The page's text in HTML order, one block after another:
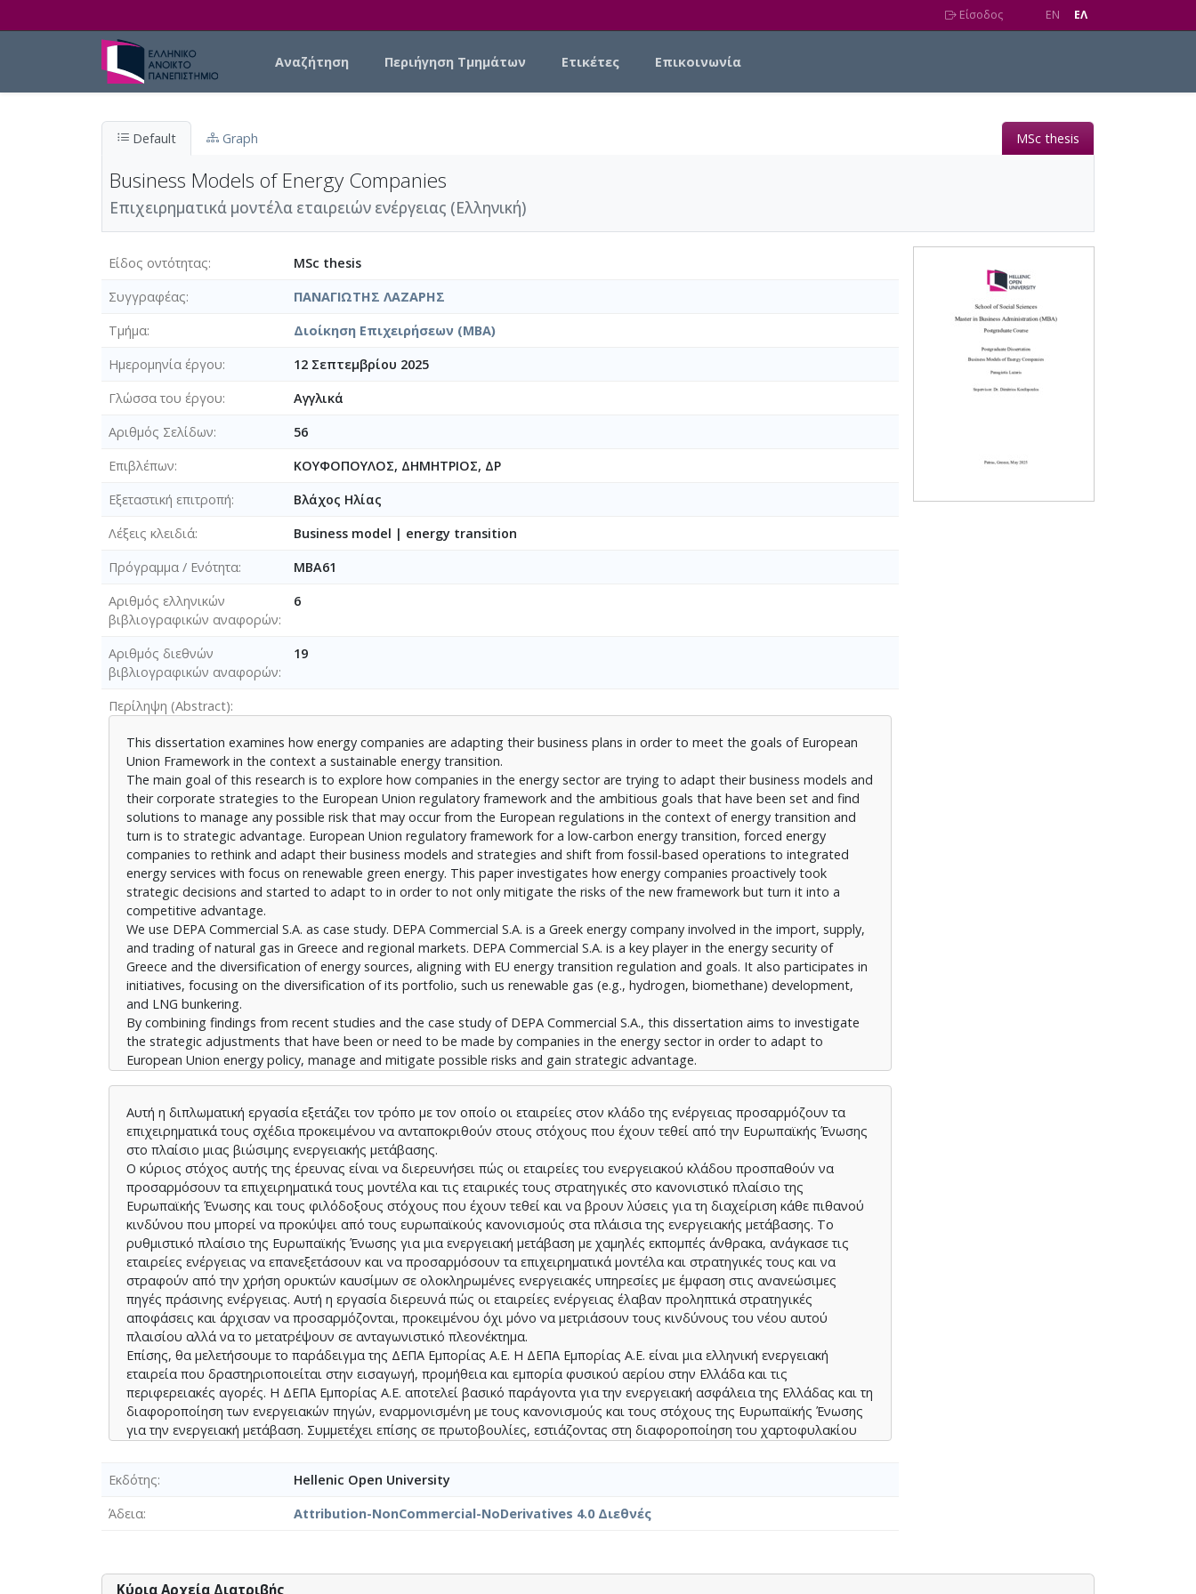
Είσοδος EN EΛ
Αναζήτηση Περιήγηση Τμημάτων Ετικέτες Επικοινωνία
Default Graph MSc thesis
Business Models of Energy Companies
Επιχειρηματικά μοντέλα εταιρειών ενέργειας (Ελληνική)
Είδος οντότητας
MSc thesis
Συγγραφέας
ΠΑΝΑΓΙΩΤΗΣ ΛΑΖΑΡΗΣ
Τμήμα
Διοίκηση Επιχειρήσεων (MBA)
Ημερομηνία έργου
12 Σεπτεμβρίου 2025
Γλώσσα του έργου
Αγγλικά
Αριθμός Σελίδων
56
Επιβλέπων
ΚΟΥΦΟΠΟΥΛΟΣ, ΔΗΜΗΤΡΙΟΣ, ΔΡ
Εξεταστική επιτροπή
Βλάχος Ηλίας
Λέξεις κλειδιά
Business model | energy transition
Πρόγραμμα / Ενότητα
MBA61
Αριθμός ελληνικών
βιβλιογραφικών αναφορών
6
Αριθμός διεθνών
βιβλιογραφικών αναφορών
19
Περίληψη (Abstract)
This dissertation examines how energy companies are adapting their business plans in order to meet the goals of European
Union Framework in the context a sustainable energy transition.
The main goal of this research is to explore how companies in the energy sector are trying to adapt their business models and
their corporate strategies to the European Union regulatory framework and the ambitious goals that have been set and find
solutions to manage any possible risk that may occur from the European regulations in the context of energy transition and
turn is to strategic advantage. European Union regulatory framework for a low-carbon energy transition, forced energy
companies to rethink and adapt their business models and strategies and shift from fossil-based operations to integrated
energy services with focus on renewable green energy. This paper investigates how energy companies proactively took
strategic decisions and started to adapt to in order to not only mitigate the risks of the new framework but turn it into a
competitive advantage.
We use DEPA Commercial S.A. as case study. DEPA Commercial S.A. is a Greek energy company involved in the import, supply,
and trading of natural gas in Greece and regional markets. DEPA Commercial S.A. is a key player in the energy security of
Greece and the diversification of energy sources, aligning with EU energy transition regulation and goals. It also participates in
initiatives, focusing on the diversification of its portfolio, such us renewable gas (e.g., hydrogen, biomethane) development,
and LNG bunkering.
By combining findings from recent studies and the case study of DEPA Commercial S.A., this dissertation aims to investigate
the strategic adjustments that have been or need to be made by companies in the energy sector in order to adapt to
European Union energy policy, manage and mitigate possible risks and gain strategic advantage.
Αυτή η διπλωματική εργασία εξετάζει τον τρόπο με τον οποίο οι εταιρείες στον κλάδο της ενέργειας προσαρμόζουν τα
επιχειρηματικά τους σχέδια προκειμένου να ανταποκριθούν στους στόχους που έχουν τεθεί από την Ευρωπαϊκής Ένωσης
στο πλαίσιο μιας βιώσιμης ενεργειακής μετάβασης.
Ο κύριος στόχος αυτής της έρευνας είναι να διερευνήσει πώς οι εταιρείες του ενεργειακού κλάδου προσπαθούν να
προσαρμόσουν τα επιχειρηματικά τους μοντέλα και τις εταιρικές τους στρατηγικές στο κανονιστικό πλαίσιο της
Ευρωπαϊκής Ένωσης και τους φιλόδοξους στόχους που έχουν τεθεί και να βρουν λύσεις για τη διαχείριση κάθε πιθανού
κινδύνου που μπορεί να προκύψει από τους ευρωπαϊκούς κανονισμούς στα πλάισια της ενεργειακής μετάβασης. Το
ρυθμιστικό πλαίσιο της Ευρωπαϊκής Ένωσης για μια ενεργειακή μετάβαση με χαμηλές εκπομπές άνθρακα, ανάγκασε τις
εταιρείες ενέργειας να επανεξετάσουν και να προσαρμόσουν τα επιχειρηματικά μοντέλα και στρατηγικές τους και να
στραφούν από την χρήση ορυκτών καυσίμων σε ολοκληρωμένες ενεργειακές υπηρεσίες με έμφαση στις ανανεώσιμες
πηγές πράσινης ενέργειας. Αυτή η εργασία διερευνά πώς οι εταιρείες ενέργειας έλαβαν προληπτικά στρατηγικές
αποφάσεις και άρχισαν να προσαρμόζονται, προκειμένου όχι μόνο να μετριάσουν τους κινδύνους του νέου αυτού
πλαισίου αλλά να το μετατρέψουν σε ανταγωνιστικό πλεονέκτημα.
Επίσης, θα μελετήσουμε το παράδειγμα της ΔΕΠΑ Εμπορίας Α.Ε. Η ΔΕΠΑ Εμπορίας Α.Ε. είναι μια ελληνική ενεργειακή
εταιρεία που δραστηριοποιείται στην εισαγωγή, προμήθεια και εμπορία φυσικού αερίου στην Ελλάδα και τις
περιφερειακές αγορές. Η ΔΕΠΑ Εμπορίας Α.Ε. αποτελεί βασικό παράγοντα για την ενεργειακή ασφάλεια της Ελλάδας και τη
διαφοροποίηση των ενεργειακών πηγών, εναρμονισμένη με τους κανονισμούς και τους στόχους της Ευρωπαϊκής Ένωσης
για την ενεργειακή μετάβαση. Συμμετέχει επίσης σε πρωτοβουλίες, εστιάζοντας στη διαφοροποίηση του χαρτοφυλακίου
εργασία στοχεύει στη διερεύνηση των στρατηγικών αποφάσεων που έχουν ληφθεί ή χρειάζεται να ληφθούν προκειμένου
Postgraduate Dissertation vii
Εκδότης
Hellenic Open University
Άδεια
Attribution-NonCommercial-NoDerivatives 4.0 Διεθνές
Κύρια Αρχεία Διατριβής